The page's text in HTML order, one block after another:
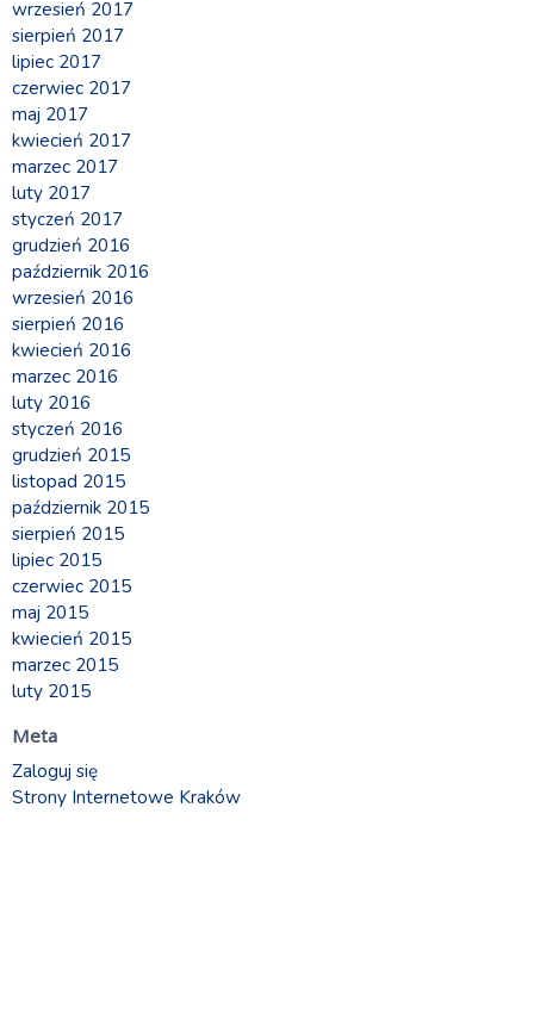
wrzesień 2017
sierpień 2017
lipiec 2017
czerwiec 2017
maj 2017
kwiecień 2017
marzec 2017
luty 2017
styczeń 2017
grudzień 2016
październik 2016
wrzesień 2016
sierpień 2016
kwiecień 2016
marzec 2016
luty 2016
styczeń 2016
grudzień 2015
listopad 2015
październik 2015
sierpień 2015
lipiec 2015
czerwiec 2015
maj 2015
kwiecień 2015
marzec 2015
luty 2015
Meta
Zaloguj się
Strony Internetowe Kraków